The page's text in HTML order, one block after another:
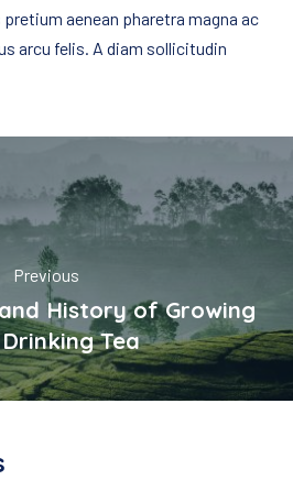
aenean pharetra magna ac
arcu felis. A diam sollicitudin
Previous
History of Growing
Tea